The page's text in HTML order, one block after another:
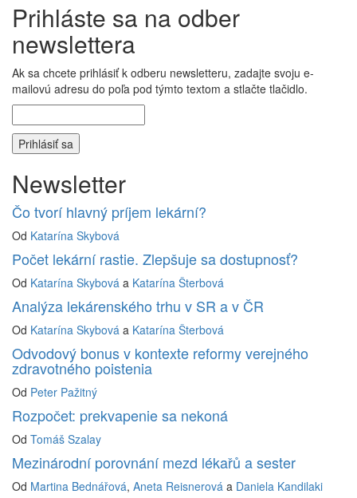
Prihláste sa na odber
newslettera
Ak sa chcete prihlásiť k odberu newsletteru, zadajte svoju e-
mailovú adresu do poľa pod týmto textom a stlačte tlačidlo.
Newsletter
Čo tvorí hlavný príjem lekární?
Od Katarína Skybová
Počet lekární rastie. Zlepšuje sa dostupnosť?
Od Katarína Skybová a Katarína Šterbová
Analýza lekárenského trhu v SR a v ČR
Od Katarína Skybová a Katarína Šterbová
Odvodový bonus v kontexte reformy verejného
zdravotného poistenia
Od Peter Pažitný
Rozpočet: prekvapenie sa nekoná
Od Tomáš Szalay
Mezinárodní porovnání mezd lékařů a sester
Od Martina Bednářová, Aneta Reisnerová a Daniela Kandilaki